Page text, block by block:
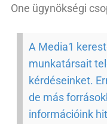
One ügynökségi
A Media1
munkatársait
kérdéseinket.
de más
információink